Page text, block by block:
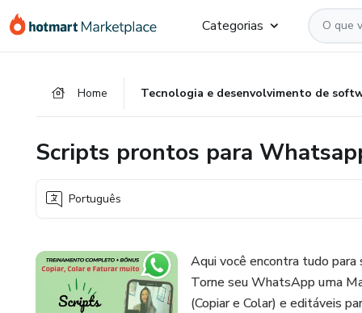
para
para
para
Categorias
Home Tecnologia e desenvolvimento de
Scripts prontos para
Português
Aqui você encontra tudo
Torne seu WhatsApp uma
(Copiar e Colar) e editáveis